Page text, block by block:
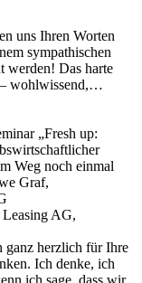
uns Ihren Worten
sympathischen
werden! Das harte
– wohlwissend,…
„Fresh up:
Weg noch einmal
Graf,
AG,
ganz herzlich für Ihre
Ich denke, ich
ich sage, dass wir